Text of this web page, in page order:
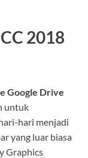
2018
Google Drive
untuk
hari menjadi
yang luar biasa
Graphics